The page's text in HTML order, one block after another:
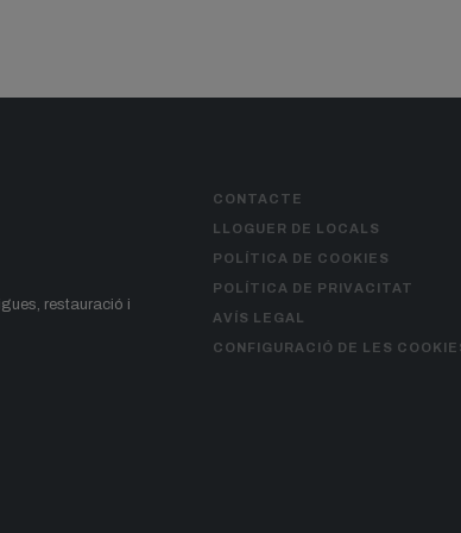
restauració i
CONTACTE
LLOGUER DE LOCALS
POLÍTICA DE COOKIES
POLÍTICA DE PRIVACITAT
AVÍS LEGAL
CONFIGURACIÓ DE LES